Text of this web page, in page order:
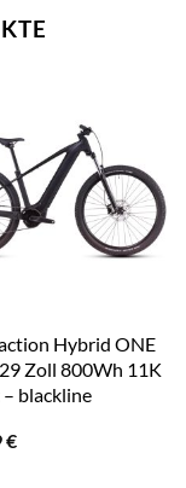
Hybrid ONE
Zoll 800Wh 11K
blackline
€